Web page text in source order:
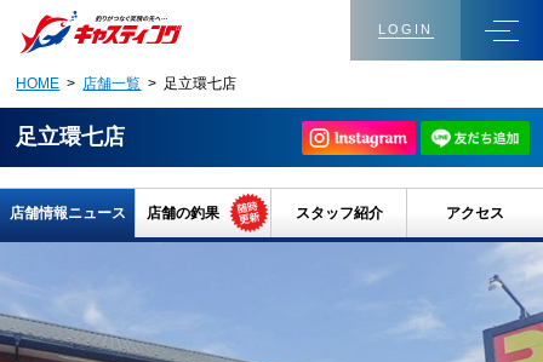
LOGIN
HOME > 店舗一覧 > 足立環七店
足立環七店
店舗情報ニュース 店舗の釣果 スタッフ紹介 アクセス